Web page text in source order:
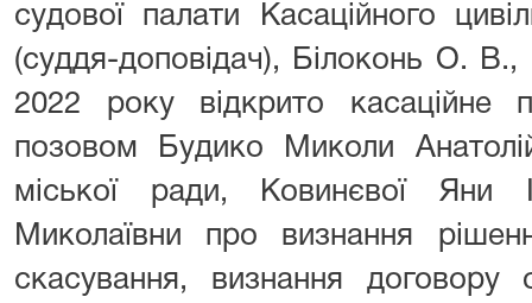
судової палати Касаційного
(суддя-доповідач), Білоконь О.
2022 року відкрито касаційне
позовом Будико Миколи
міської ради, Ковинєвої Яни
Миколаївни про визнання
скасування, визнання договору